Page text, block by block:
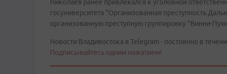
Николаев ранее привлекался к уголовной
госуниверситета "Организованная преступность
организованную преступную группировку "Винни-
Новости Владивостока в Telegram - постоянно в
Подписывайтесь одним нажатием!